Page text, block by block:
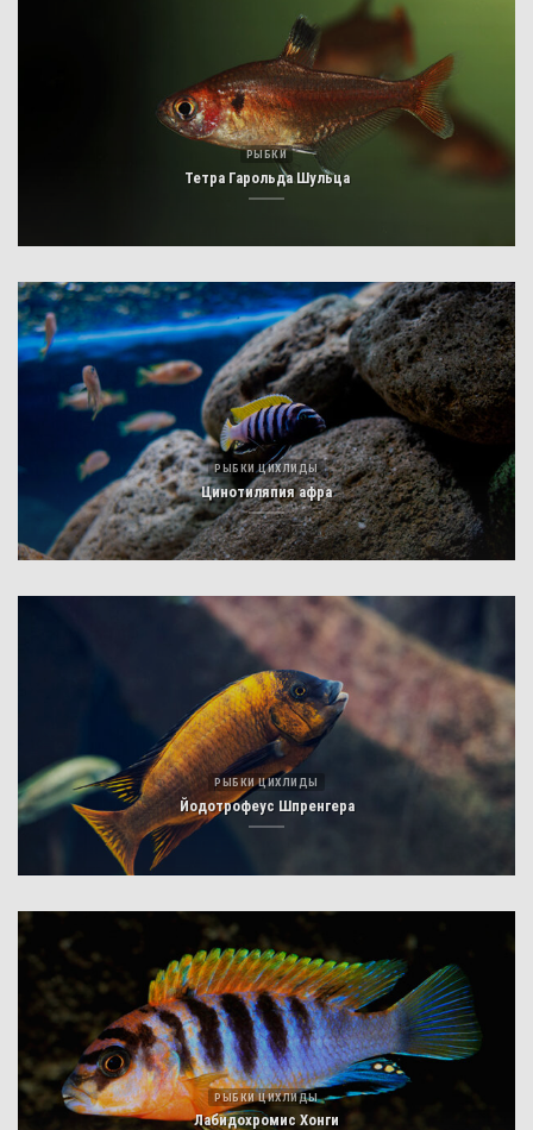
РЫБКИ
Тетра Гарольда Шульца
РЫБКИ ЦИХЛИДЫ
Цинотиляпия афра
РЫБКИ ЦИХЛИДЫ
Йодотрофеус Шпренгера
РЫБКИ ЦИХЛИДЫ
Лабидохромис Хонги